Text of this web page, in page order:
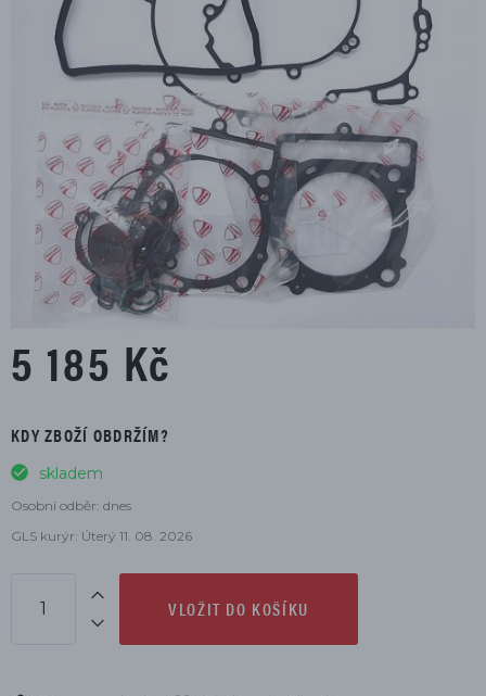
5 185 Kč
KDY ZBOŽÍ OBDRŽÍM?
skladem
Osobní odběr: dnes
GLS kurýr: Úterý 11. 08. 2026
VLOŽIT DO KOŠÍKU